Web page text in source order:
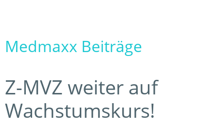
Medmaxx Beiträge
Z-MVZ weiter auf
Wachstumskurs!